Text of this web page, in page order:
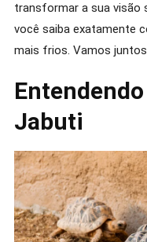
transformar a sua visão
você saiba exatamente
mais frios. Vamos
Jabuti